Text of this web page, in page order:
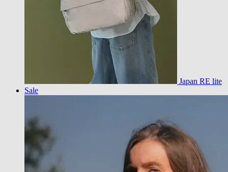
Japan RE lite
Sale